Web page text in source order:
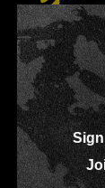
MAIN